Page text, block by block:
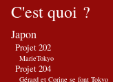
C'est quoi ?
Japon
Projet 202
MarieTokyo
Projet 204
Gérard et Corine se font Tokyo